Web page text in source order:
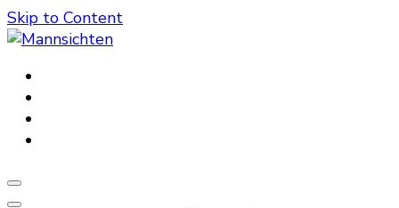
Skip to Content
Mannsichten
Was Männer wollen. Was Männer denken.